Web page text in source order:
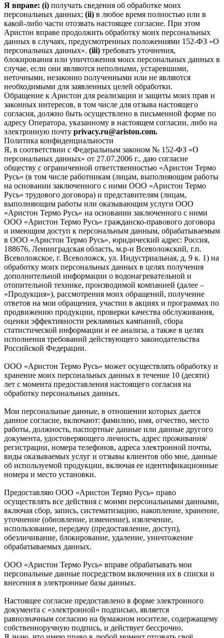
Я вправе: (i) получать сведения об обработке моих
персональных данных; (ii) в любое время полностью или в
какой-либо части отозвать настоящее согласие. При этом
Аристон вправе продолжить обработку моих персональных
данных в случаях, предусмотренных положениями 152-ФЗ «О
персональных данных». (iii) требовать уточнения,
блокирования или уничтожения моих персональных данных в
случае, если они являются неполными, устаревшими,
неточными, незаконно полученными или не являются
необходимыми для заявленных целей обработки.
Обращение к Аристон для реализации и защиты моих прав и
законных интересов, в том числе для отзыва настоящего
согласия, должно быть осуществлено в письменной форме по
адресу Оператора, указанному в настоящем согласии, либо на
электронную почту privacy.ru@ariston.com.
Политика конфиденциальности
Я, в соответствии с Федеральным законом № 152-ФЗ «О
персональных данных» от 27.07.2006 г., даю согласие
обществу с ограниченной ответственностью «Аристон Термо
Русь» (в том числе работникам (лицам, выполняющим работы
на основании заключенного с ними ООО «Аристон Термо
Русь» трудового договора) и представителям (лицам,
выполняющим работы или оказывающим услуги ООО
«Аристон Термо Русь» на основании заключенного с ними
ООО «Аристон Термо Русь» гражданско-правового договора
и имеющим доступ к персональным данным, обрабатываемым
в ООО «Аристон Термо Русь», юридический адрес: Россия,
188676, Ленинградская область, м.р-н Всеволожский, г.п.
Всеволожское, г. Всеволожск, ул. Индустриальная, д. 9 к. 1) на
обработку моих персональных данных в целях получения
дополнительной информации о водонагревательной и
отопительной технике, производимой компанией (далее –
«Продукция»), рассмотрения моих обращений, получение
ответов на мои обращения, участии в акциях и программах по
продвижению продукции, проверки качества обслуживания,
оценки эффективности рекламных кампаний, сбора
статистической информации и ее анализа, а также в целях
исполнения требований действующего законодательства
Российской Федерации.
ООО «Аристон Термо Русь» может осуществлять обработку и
хранение моих персональных данных в течение 10 (десяти)
лет с момента предоставления настоящего согласия на
обработку персональных данных.
Мои персональные данные, в отношении которых дается
данное согласие, включают: фамилию, имя, отчество, место
работы, должность, паспортные данные или данные другого
документа, удостоверяющего личность, адрес проживания/
регистрации, номера телефонов, адреса электронной почты,
виды оказываемых услуг и отзывы клиентов обо мне, данные
об используемой продукции, включая ее идентификационные
номера и место установки.
Предоставляю ООО «Аристон Термо Русь» право
осуществлять все действия с моими персональными данными,
включая сбор, запись, систематизацию, накопление, хранение,
уточнение (обновление, изменение), извлечение,
использование, передачу (предоставление, доступ),
обезличивание, блокирование, удаление, уничтожение
обрабатываемых данных.
ООО «Аристон Термо Русь» вправе обрабатывать мои
персональные данные посредством включения их в списки и
внесения в электронные базы данных.
Настоящее согласие предоставлено в форме электронного
документа с «электронной» подписью, является
равнозначным согласию на бумажном носителе, содержащему
собственноручную подпись, и действует бессрочно.